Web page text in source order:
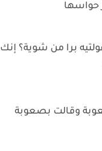
حواسها
برا من شوية؟
وقالت بصعوبة